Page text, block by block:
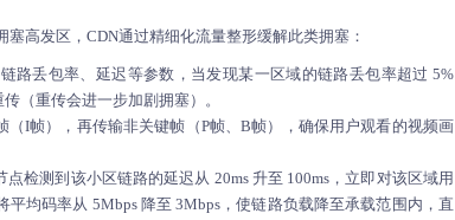
高发区，CDN通过精细化流量整形缓解此类拥塞：
路丢包率、延迟等参数，当发现某一区域的链路丢包率超过 5%
（重传会进一步加剧拥塞）。
I帧），再传输非关键帧（P帧、B帧），确保用户观看的视频画
检测到该小区链路的延迟从 20ms 升至 100ms，立即对该区域用
均码率从 5Mbps 降至 3Mbps，使链路负载降至承载范围内，直